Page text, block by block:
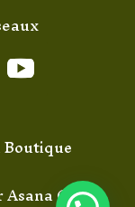
Asana Code